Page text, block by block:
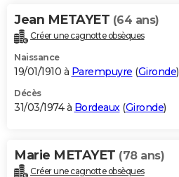
Jean METAYET (64 ans)
Créer une cagnotte obsèques
Naissance
19/01/1910 à Parempuyre (Gironde)
Décès
31/03/1974 à Bordeaux (Gironde)
Marie METAYET (78 ans)
Créer une cagnotte obsèques